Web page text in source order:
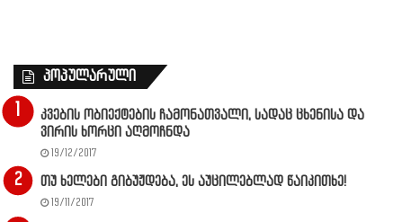
პოპულარული
კვების ობიექტების ჩამონათვალი, სადაც ცხენისა და
ვირის ხორცი აღმოჩნდა
19/12/2017
თუ ხელები გიბუჟდება, ეს აუცილებლად წაიკითხე!
19/11/2017